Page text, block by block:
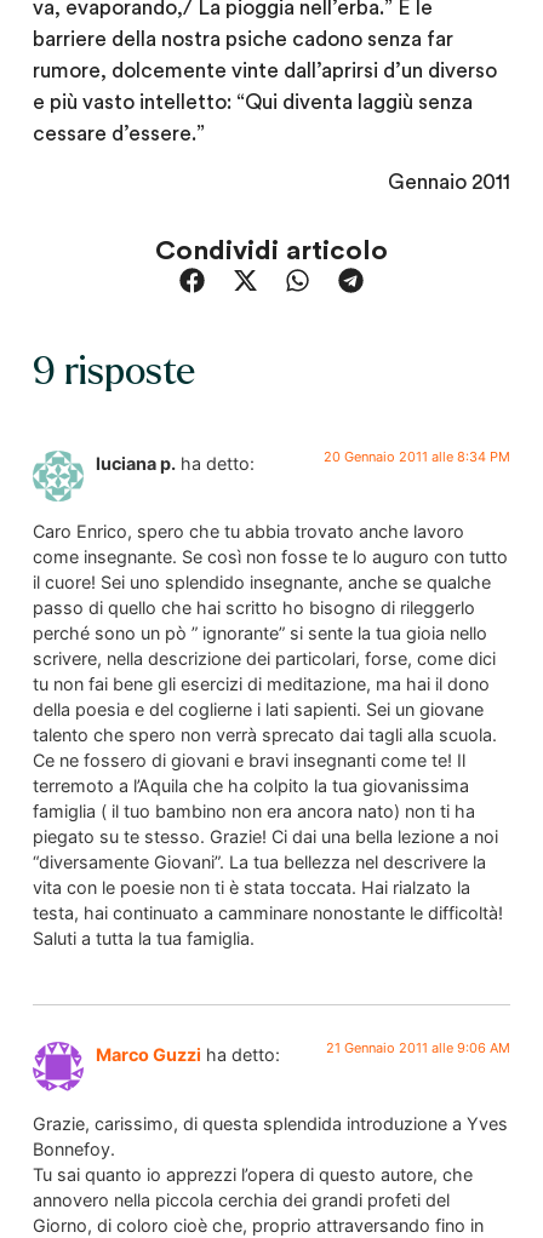
va, evaporando,/ La pioggia nell’erba.” E le
barriere della nostra psiche cadono senza far
rumore, dolcemente vinte dall’aprirsi d’un diverso
e più vasto intelletto: “Qui diventa laggiù senza
cessare d’essere.”
Gennaio 2011
Condividi articolo
9 risposte
luciana p. ha detto: 20 Gennaio 2011 alle 8:34 PM
Caro Enrico, spero che tu abbia trovato anche lavoro
come insegnante. Se così non fosse te lo auguro con tutto
il cuore! Sei uno splendido insegnante, anche se qualche
passo di quello che hai scritto ho bisogno di rileggerlo
perché sono un pò ” ignorante” si sente la tua gioia nello
scrivere, nella descrizione dei particolari, forse, come dici
tu non fai bene gli esercizi di meditazione, ma hai il dono
della poesia e del coglierne i lati sapienti. Sei un giovane
talento che spero non verrà sprecato dai tagli alla scuola.
Ce ne fossero di giovani e bravi insegnanti come te! Il
terremoto a l’Aquila che ha colpito la tua giovanissima
famiglia ( il tuo bambino non era ancora nato) non ti ha
piegato su te stesso. Grazie! Ci dai una bella lezione a noi
“diversamente Giovani”. La tua bellezza nel descrivere la
vita con le poesie non ti è stata toccata. Hai rialzato la
testa, hai continuato a camminare nonostante le difficoltà!
Saluti a tutta la tua famiglia.
Marco Guzzi ha detto: 21 Gennaio 2011 alle 9:06 AM
Grazie, carissimo, di questa splendida introduzione a Yves
Bonnefoy.
Tu sai quanto io apprezzi l’opera di questo autore, che
annovero nella piccola cerchia dei grandi profeti del
Giorno, di coloro cioè che, proprio attraversando fino in